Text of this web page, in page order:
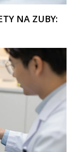
NA ZUBY: